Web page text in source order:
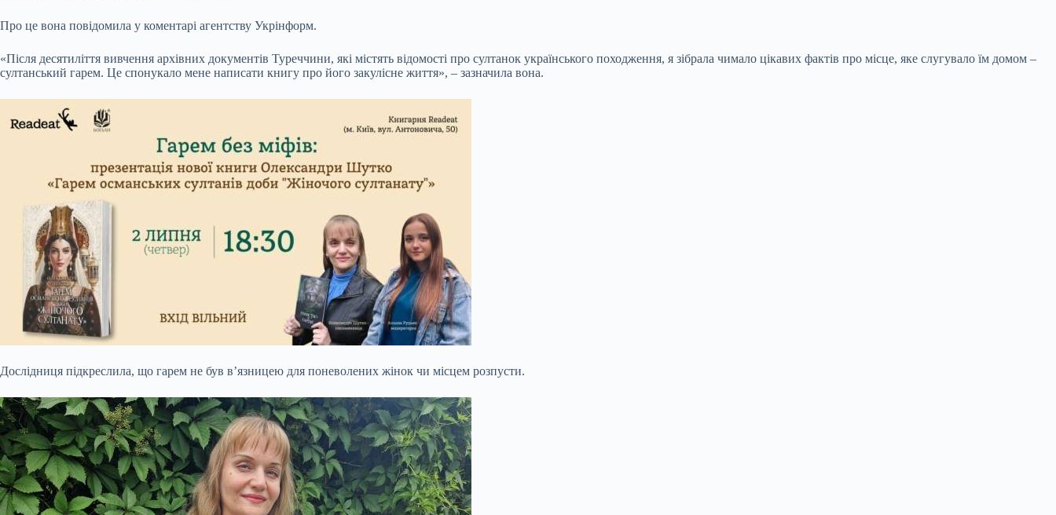
Про це вона повідомила у коментарі агентству Укрінформ.
«Після десятиліття вивчення архівних документів Туреччини, які містять відомості про султанок українського походження, я зібрала чимало цікавих фактів про місце, яке слугувало їм домом –
султанський гарем. Це спонукало мене написати книгу про його закулісне життя», – зазначила вона.
Дослідниця підкреслила, що гарем не був в’язницею для поневолених жінок чи місцем розпусти.